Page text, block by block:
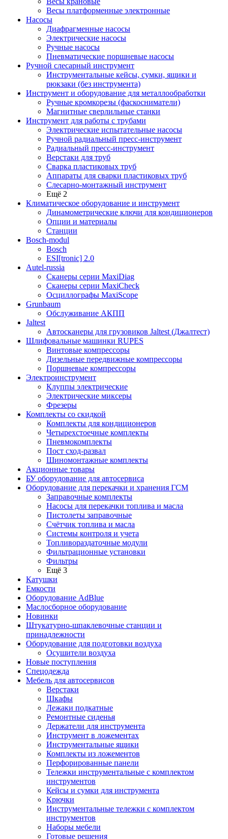
Весы платформенные электронные
Насосы
Диафрагменные насосы
Электрические насосы
Ручные насосы
Пневматические поршневые насосы
Ручной слесарный инструмент
Инструментальные кейсы, сумки, ящики и
рюкзаки (без инструмента)
Инструмент и оборудование для металлообработки
Ручные кромкорезы (фаскосниматели)
Магнитные сверлильные станки
Инструмент для работы с трубами
Электрические испытательные насосы
Ручной радиальный пресс-инструмент
Радиальный пресс-инструмент
Верстаки для труб
Сварка пластиковых труб
Аппараты для сварки пластиковых труб
Слесарно-монтажный инструмент
Ещё 2
Климатическое оборудование и инструмент
Динамометрические ключи для кондиционеров
Опции и материалы
Станции
Bosch-modul
Bosch
ESI[tronic] 2.0
Autel-russia
Сканеры серии MaxiDiag
Сканеры серии MaxiCheck
Осциллографы MaxiScope
Grunbaum
Обслуживание АКПП
Jaltest
Автосканеры для грузовиков Jaltest (Джалтест)
Шлифовальные машинки RUPES
Винтовые компрессоры
Дизельные передвижные компрессоры
Поршневые компрессоры
Электроинструмент
Клуппы электрические
Электрические миксеры
Фрезеры
Комплекты со скидкой
Комплекты для кондиционеров
Четырехстоечные комплекты
Пневмокомплекты
Пост сход-развал
Шиномонтажные комплекты
Акционные товары
БУ оборудование для автосервиса
Оборудование для перекачки и хранения ГСМ
Заправочные комплекты
Насосы для перекачки топлива и масла
Пистолеты заправочные
Счётчик топлива и масла
Системы контроля и учета
Топливораздаточные модули
Фильтрационные установки
Фильтры
Ещё 3
Катушки
Емкости
Оборудование AdBlue
Маслосборное оборудование
Новинки
Штукатурно-шпаклевочные станции и
принадлежности
Оборудование для подготовки воздуха
Осушители воздуха
Новые поступления
Спецодежда
Мебель для автосервисов
Верстаки
Шкафы
Лежаки подкатные
Ремонтные сиденья
Держатели для инструмента
Инструмент в ложементах
Инструментальные ящики
Комплекты из ложементов
Перфорированные панели
Тележки инструментальные с комплектом
инструментов
Кейсы и сумки для инструмента
Крючки
Инструментальные тележки с комплектом
инструментов
Наборы мебели
Готовые решения